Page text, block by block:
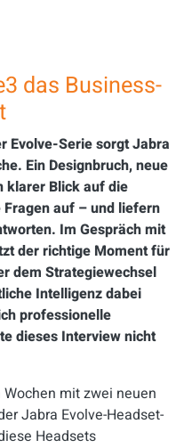
das Business-
Evolve-Serie sorgt Jabra
Ein Designbruch, neue
klarer Blick auf die
auf – und liefern
Im Gespräch mit
der richtige Moment für
dem Strategiewechsel
Intelligenz dabei
professionelle
dieses Interview nicht
mit zwei neuen
Jabra Evolve-Headset-
Headsets